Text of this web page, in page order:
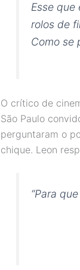
Esse que
rolos de
Como se
O crítico de
São Paulo
perguntaram o
chique. Leon
“Para